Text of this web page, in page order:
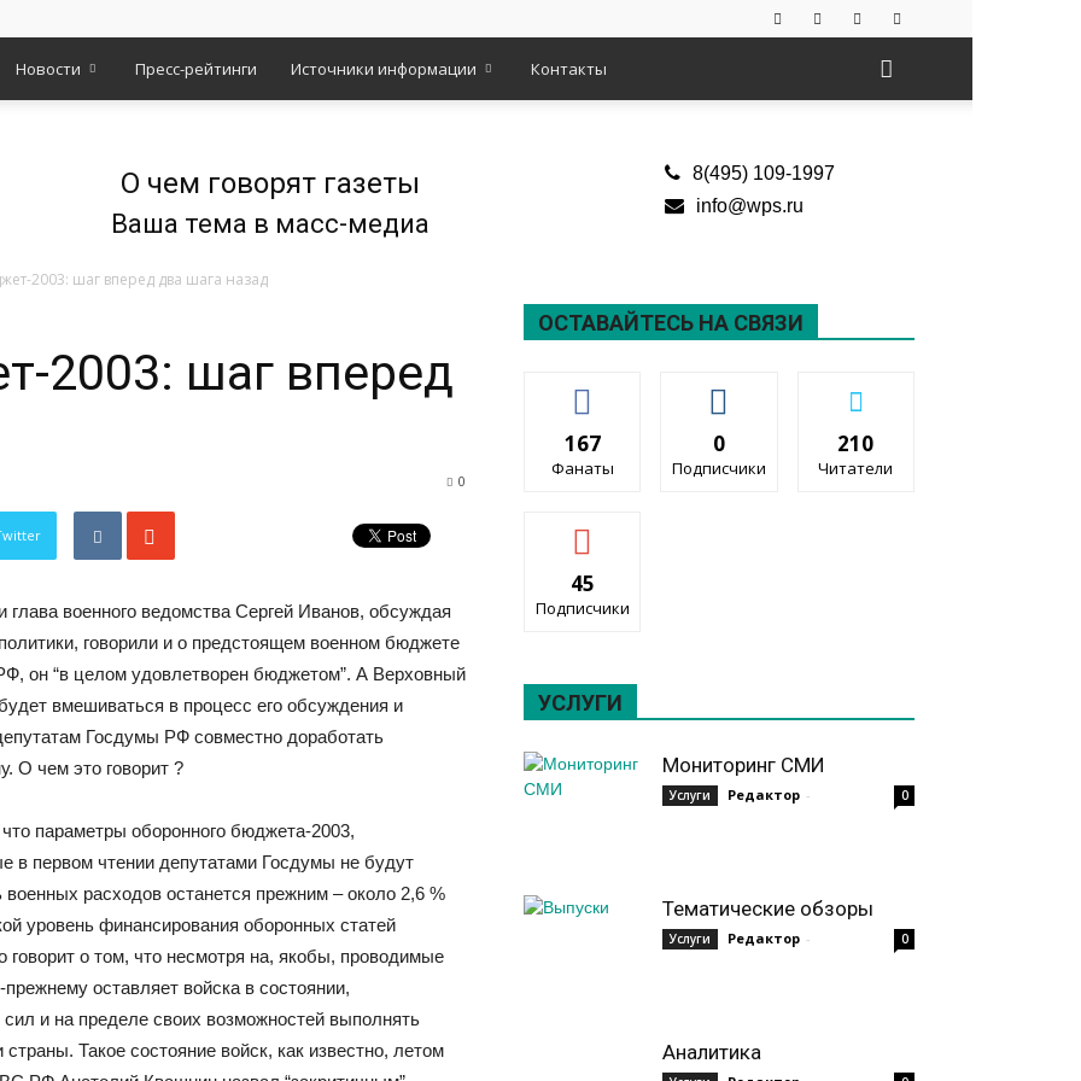
Новости Пресс-рейтинги Источники информации Контакты
О чем говорят газеты
Ваша тема в масс-медиа
8(495) 109-1997
info@wps.ru
2003: шаг вперед два шага назад
2003: шаг вперед
0
военного ведомства Сергей Иванов, обсуждая
говорили и о предстоящем военном бюджете
он “в целом удовлетворен бюджетом”. А Верховный
вмешиваться в процесс его обсуждения и
Госдумы РФ совместно доработать
О чем это говорит ?
параметры оборонного бюджета-2003,
в первом чтении депутатами Госдумы не будут
расходов останется прежним – около 2,6 %
уровень финансирования оборонных статей
говорит о том, что несмотря на, якобы, проводимые
оставляет войска в состоянии,
и на пределе своих возможностей выполнять
Такое состояние войск, как известно, летом
ОСТАВАЙТЕСЬ НА СВЯЗИ
167
Фанаты
0
Подписчики
210
Читатели
45
Подписчики
УСЛУГИ
Мониторинг СМИ
Услуги Редактор - 0
Тематические обзоры
Услуги Редактор - 0
Аналитика